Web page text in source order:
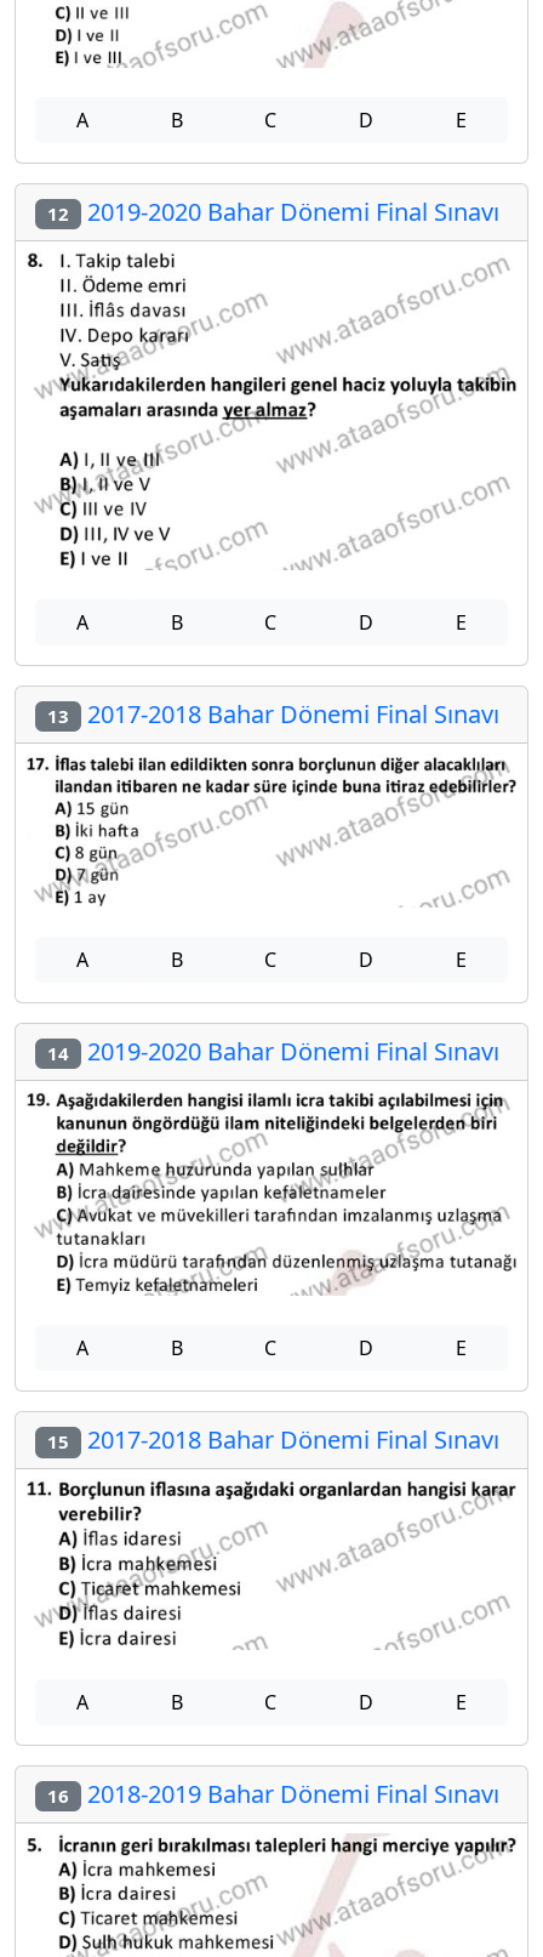
A B C D E
12 2019-2020 Bahar Dönemi Final Sınavı
A B C D E
13 2017-2018 Bahar Dönemi Final Sınavı
A B C D E
14 2019-2020 Bahar Dönemi Final Sınavı
A B C D E
15 2017-2018 Bahar Dönemi Final Sınavı
A B C D E
16 2018-2019 Bahar Dönemi Final Sınavı